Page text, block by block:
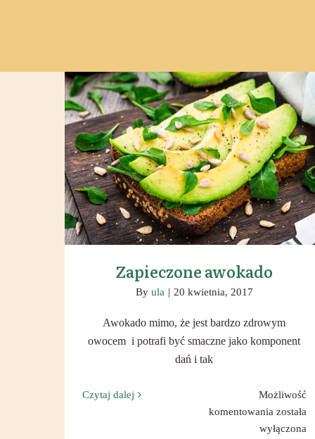
Zapieczone awokado
Zapieczone awokado
By ula | 20 kwietnia, 2017
Awokado mimo, że jest bardzo zdrowym
owocem i potrafi być smaczne jako komponent
dań i tak
Czytaj dalej
Możliwość
komentowania
awokado
została
wyłączona